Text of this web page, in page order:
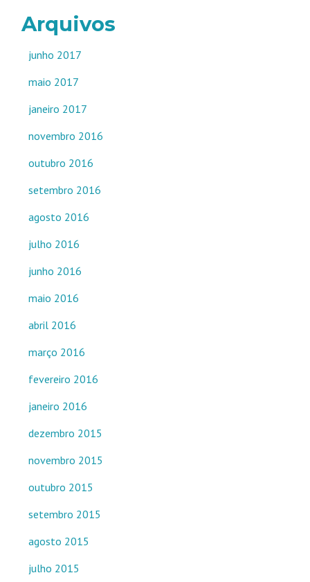
Arquivos
junho 2017
maio 2017
janeiro 2017
novembro 2016
outubro 2016
setembro 2016
agosto 2016
julho 2016
junho 2016
maio 2016
abril 2016
março 2016
fevereiro 2016
janeiro 2016
dezembro 2015
novembro 2015
outubro 2015
setembro 2015
agosto 2015
julho 2015